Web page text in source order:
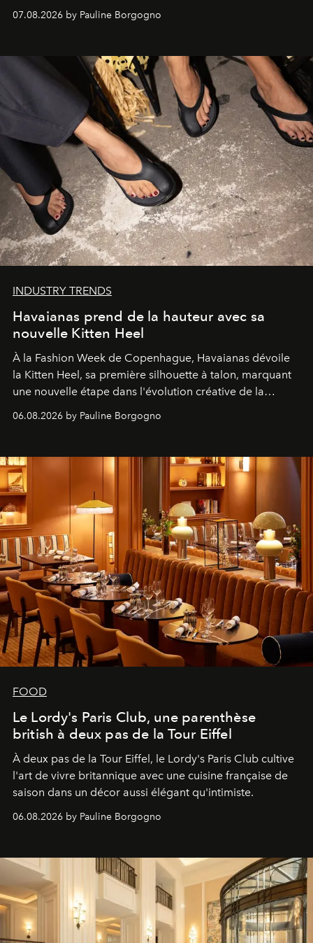
07.08.2026 by Pauline Borgogno
INDUSTRY TRENDS
Havaianas prend de la hauteur avec sa
nouvelle Kitten Heel
À la Fashion Week de Copenhague, Havaianas dévoile
la Kitten Heel, sa première silhouette à talon, marquant
une nouvelle étape dans l'évolution créative de la
06.08.2026 by Pauline Borgogno
FOOD
Le Lordy's Paris Club, une parenthèse
british à deux pas de la Tour Eiffel
À deux pas de la Tour Eiffel, le Lordy's Paris Club cultive
l'art de vivre britannique avec une cuisine française de
saison dans un décor aussi élégant qu'intimiste.
06.08.2026 by Pauline Borgogno